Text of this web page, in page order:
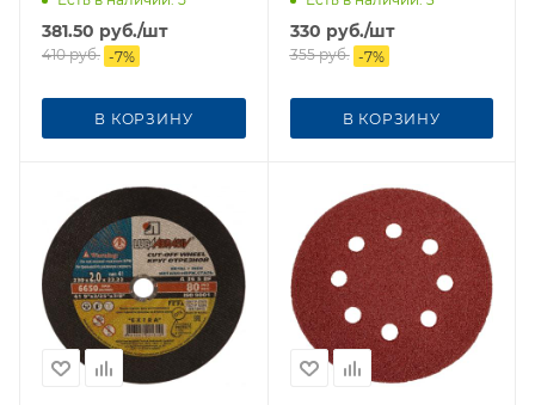
381.50 руб./шт
410руб. -7%
В КОРЗИНУ
330 руб./шт
355руб. -7%
В КОРЗИНУ